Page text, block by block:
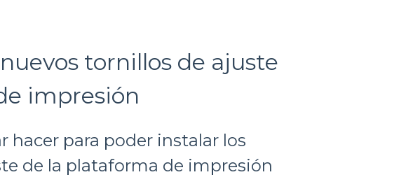
tornillos de ajuste
impresión
hacer para poder instalar los
de la plataforma de impresión